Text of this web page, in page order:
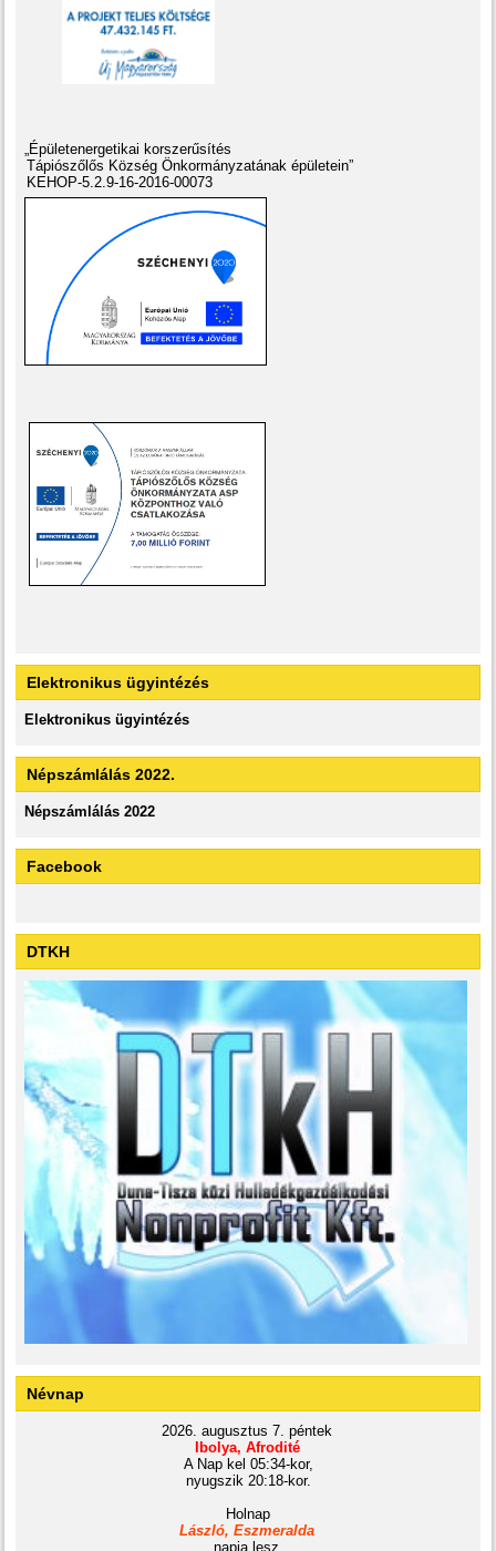
„Épületenergetikai korszerűsítés
Tápiószőlős Község Önkormányzatának épületein”
KEHOP-5.2.9-16-2016-00073
Elektronikus ügyintézés
Elektronikus ügyintézés
Népszámlálás 2022.
Népszámlálás 2022
Facebook
DTKH
Névnap
2026. augusztus 7. péntek
Ibolya, Afrodité
A Nap kel 05:34-kor,
nyugszik 20:18-kor.
Holnap
László, Eszmeralda
napja lesz.